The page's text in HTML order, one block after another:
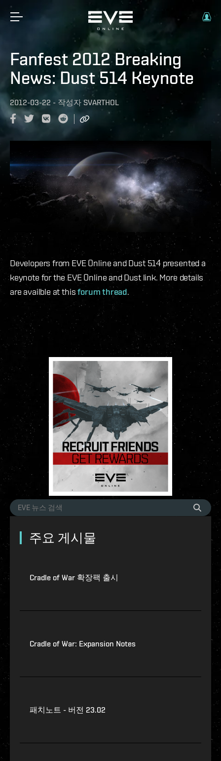
Fanfest 2012 Breaking
News: Dust 514 Keynote
2012-03-22 - 작성자 SVARTHOL
Developers from EVE Online and Dust 514 presented a
keynote for the EVE Online and Dust link. More details
are availble at thisforum thread.
주요 게시물
Cradle of War 확장팩 출시
Cradle of War: Expansion Notes
패치노트 - 버전 23.02